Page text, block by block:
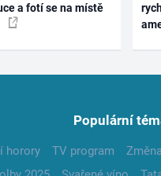
a fotí se na místě
Populární
horory TV program